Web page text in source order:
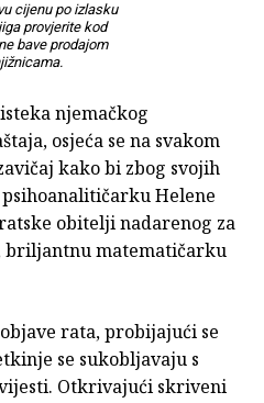
cijenu po izlasku
provjerite kod
bave prodajom
njemačkog
osjeća se na svakom
kako bi zbog svojih
Helene
obitelji nadarenog za
briljantnu matematičarku
rata, probijajući se
se sukobljavaju s
Otkrivajući skriveni